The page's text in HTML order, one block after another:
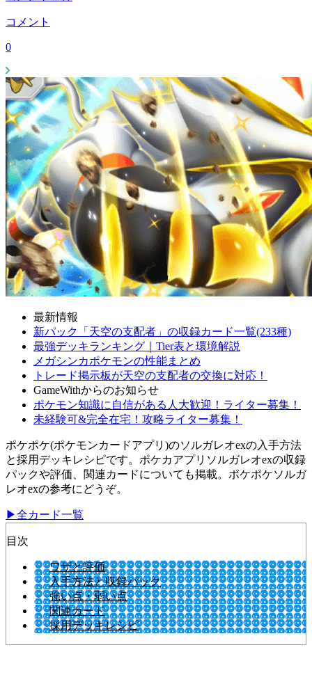
コメント
0
最新情報
新パック「天空の支配者」の収録カード一覧(233種)
最強デッキランキング｜Tier表と環境解説
メガシンカポケモンの性能まとめ
トレード掲示板が天空の支配者の交換に対応！
GameWithからのお知らせ
ポケモン知識に自信がある人大歓迎！ライター募集！
未経験可&完全在宅！攻略ライター募集！
ポケポケ(ポケモンカードアプリ)のソルガレオexの入手方法
と採用デッキレシピです。ポケカアプリソルガレオexの収録
パックや評価、関連カードについても掲載。ポケポケソルガ
レオexの参考にどうぞ。
▶全カード一覧
目次
ワザと評価
入手方法と収録パック
強い点・弱い点
関連カード
採用デッキレシピ